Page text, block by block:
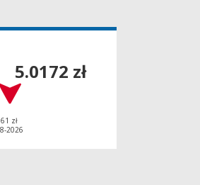
5.0172 zł
zł
2026